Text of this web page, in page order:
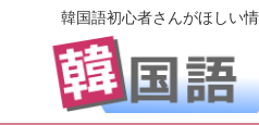
韓国語初心者さんがほしい